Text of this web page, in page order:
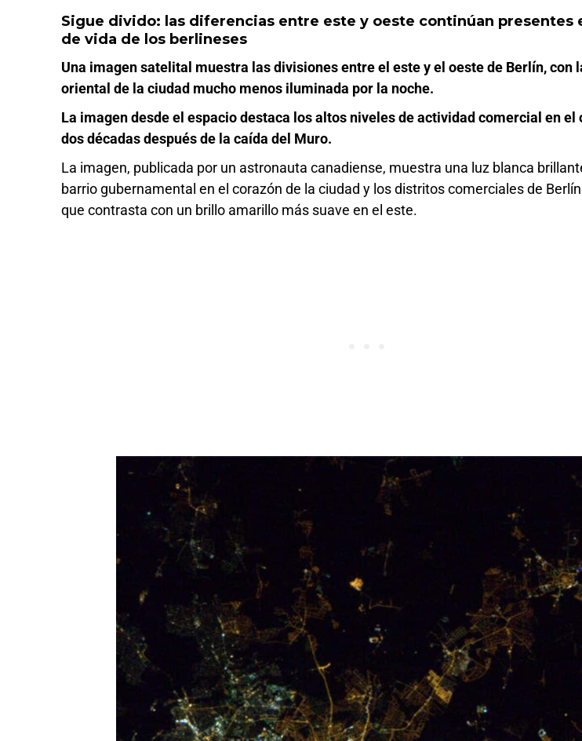
Sigue divido: las diferencias entre este y oeste continúan presentes
de vida de los berlineses
Una imagen satelital muestra las divisiones entre el este y el oeste de Berlín, con
oriental de la ciudad mucho menos iluminada por la noche.
La imagen desde el espacio destaca los altos niveles de actividad comercial en el
dos décadas después de la caída del Muro.
La imagen, publicada por un astronauta canadiense, muestra una luz blanca
barrio gubernamental en el corazón de la ciudad y los distritos comerciales de
que contrasta con un brillo amarillo más suave en el este.